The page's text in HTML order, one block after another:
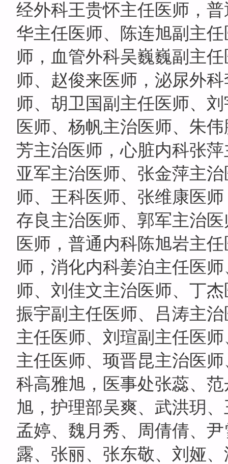
经外科王贵怀主任医师，
华主任医师、陈连旭副主
师，血管外科吴巍巍副主
师、赵俊来医师，泌尿外
师、胡卫国副主任医师、
医师、杨帆主治医师、朱
芳主治医师，心脏内科张
亚军主治医师、张金萍主
师、王科医师、张维康医
存良主治医师、郭军主治
医师，普通内科陈旭岩主
师，消化内科姜泊主任医
师、刘佳文主治医师、丁
振宇副主任医师、吕涛主
主任医师、刘瑄副主任医
主任医师、顼晋昆主治医
科高雅旭，医事处张蕊、
旭，护理部吴爽、武洪玥
孟婷、魏月秀、周倩倩、
露、张丽、张东敬、刘娅